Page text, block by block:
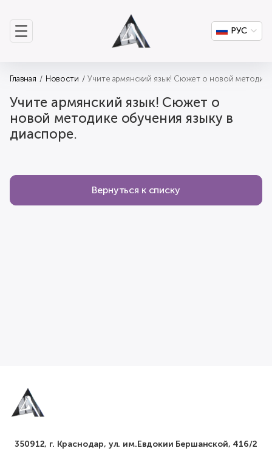
РУС
Главная Новости Учите армянский язык! Сюжет о новой
Учите армянский язык! Сюжет о
новой методике обучения языку в
диаспоре.
Вернуться к списку
350912, г. Краснодар, ул. им.Евдокии Бершанской, 416/2